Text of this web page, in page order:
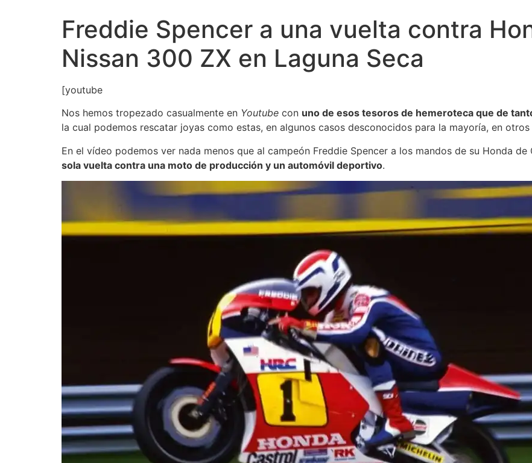
Freddie Spencer a una vuelta contra
Nissan 300 ZX en Laguna Seca
[youtube
Nos hemos tropezado casualmente en Youtube con uno de esos tesoros de hemeroteca que de
la cual podemos rescatar joyas como estas, en algunos casos desconocidos para la mayoría, en
En el vídeo podemos ver nada menos que al campeón Freddie Spencer a los mandos de su Honda de
sola vuelta contra una moto de producción y un automóvil deportivo.